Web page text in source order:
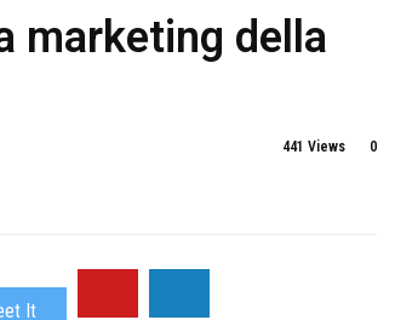
marketing della
0
441 Views
It